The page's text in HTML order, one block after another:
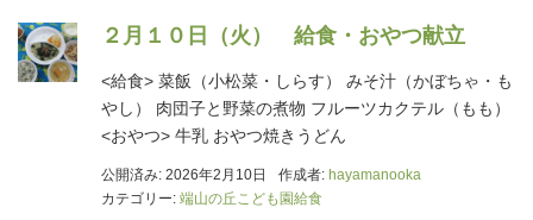
２月１０日（火） 給食・おやつ献立
<給食> 菜飯（小松菜・しらす） みそ汁（かぼちゃ・も
やし） 肉団子と野菜の煮物 フルーツカクテル（もも）
<おやつ> 牛乳 おやつ焼きうどん
公開済み: 2026年2月10日 作成者: hayamanooka
カテゴリー: 端山の丘こども園給食